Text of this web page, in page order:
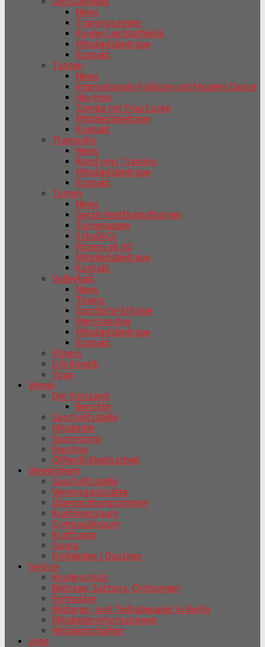
News
Trainingszeiten
Kinder-Leichtathletik
Mitgliedsbeiträge
Kontakt
Tanzen
News
Internationale Folklore und Modern Dance
Hip-Hop
Zumba mit Frau Lücke
Mitgliedsbeiträge
Kontakt
Trampolin
News
Rund ums Training
Mitgliedsbeiträge
Kontakt
Turnen
News
Gerät-/Wettkampfturnen
Turngruppen
SchulAGs
Fitness ab 50
Mitgliedsbeiträge
Kontakt
Volleyball
News
Teams
Sportliche Erfolge
Merchandise
Mitgliedsbeiträge
Kontakt
Fitness
Life Kinetik
Yoga
Verein
Der Vorstand
Berichte
Geschäftsstelle
Mitglieder
Sponsoring
Fanshop
Öffentlichkeitsarbeit
Vereinsheim
Geschäftsstelle
Vereinsgaststätte
Übernachtungszimmer
Konferenzraum
Gymnastikraum
Kraftraum
Sauna
Umkleiden / Duschen
Service
Kinderschutz
Beiträge, Satzung, Ordnungen
Formulare
Bildungs- und Teilhabepaket in Berlin
Mitgliederinformationen
Mitgliedschaften
Jobs